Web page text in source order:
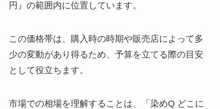
円』の範囲内に位置しています。
この価格帯は、購入時の時期や販売店によって多
少の変動があり得るため、予算を立てる際の目安
として役立ちます。
市場での相場を理解することは、「染めQ どこに